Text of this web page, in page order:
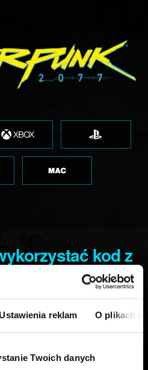
Ustawienia reklam O plikach
Twoich danych
na innej